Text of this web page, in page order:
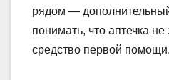
рядом —
понимать, что аптечка
средство первой помощи.